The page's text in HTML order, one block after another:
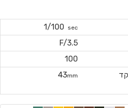
sec
1/100
F/3.5
100
43mm